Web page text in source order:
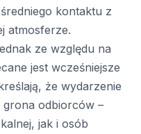
kontaktu z
atmosferze.
ze względu na
jest wcześniejsze
że wydarzenie
grona odbiorców –
jak i osób